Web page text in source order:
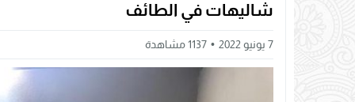
شاليهات في الطائف
7 يونيو 2022 1137مشاهدة